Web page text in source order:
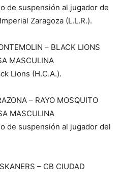
de suspensión al jugador de
Zaragoza (L.L.R.).
– BLACK LIONS
MASCULINA
Lions (H.C.A.).
– RAYO MOSQUITO
MASCULINA
de suspensión al jugador del
– CB CIUDAD